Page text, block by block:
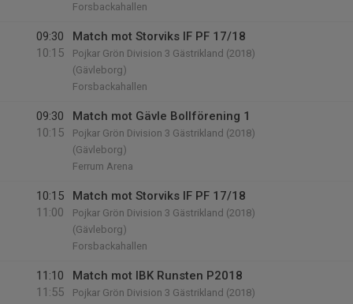
Forsbackahallen
09:30
10:15
Match mot Storviks IF PF 17/18
Pojkar Grön Division 3 Gästrikland (2018)
(Gävleborg)
Forsbackahallen
09:30
10:15
Match mot Gävle Bollförening 1
Pojkar Grön Division 3 Gästrikland (2018)
(Gävleborg)
Ferrum Arena
10:15
11:00
Match mot Storviks IF PF 17/18
Pojkar Grön Division 3 Gästrikland (2018)
(Gävleborg)
Forsbackahallen
11:10
11:55
Match mot IBK Runsten P2018
Pojkar Grön Division 3 Gästrikland (2018)